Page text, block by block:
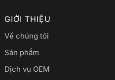
GIỚI THIỆU
Về chúng tôi
Sản phẩm
Dịch vụ OEM